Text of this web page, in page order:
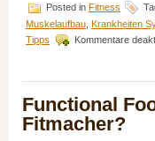
Posted in Fitness
Muskelaufbau Krankheiten
Tipps
Kommentare
Functional
Fitmacher?